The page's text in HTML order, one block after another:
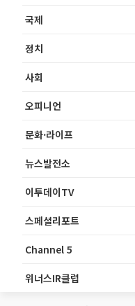
국제
정치
사회
오피니언
문화·라이프
뉴스발전소
이투데이TV
스페셜리포트
Channel 5
위너스IR클럽